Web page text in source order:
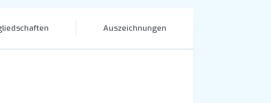
Auszeichnungen